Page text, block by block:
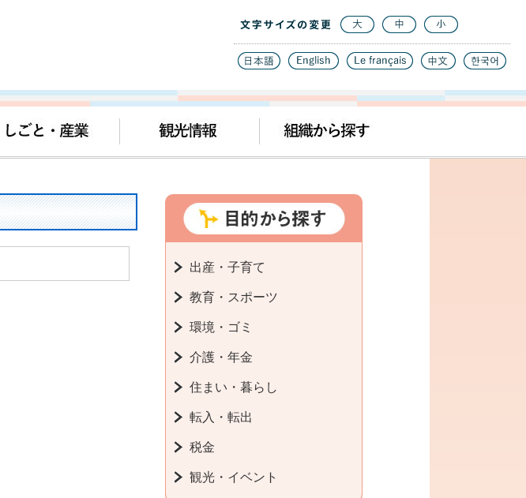
出産・子育て
教育・スポーツ
環境・ゴミ
介護・年金
住まい・暮らし
転入・転出
税金
観光・イベント